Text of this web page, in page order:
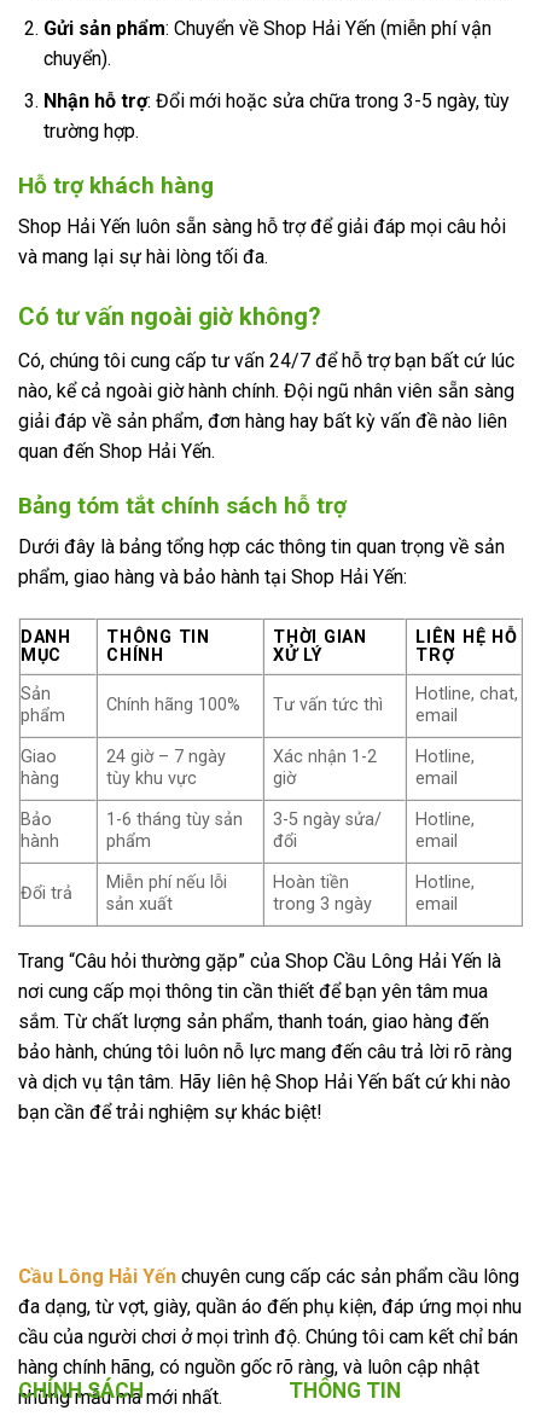
Gửi sản phẩm: Chuyển về Shop Hải Yến (miễn phí vận
chuyển).
Nhận hỗ trợ: Đổi mới hoặc sửa chữa trong 3-5 ngày, tùy
trường hợp.
Hỗ trợ khách hàng
Shop Hải Yến luôn sẵn sàng hỗ trợ để giải đáp mọi câu hỏi
và mang lại sự hài lòng tối đa.
Có tư vấn ngoài giờ không?
Có, chúng tôi cung cấp tư vấn 24/7 để hỗ trợ bạn bất cứ lúc
nào, kể cả ngoài giờ hành chính. Đội ngũ nhân viên sẵn sàng
giải đáp về sản phẩm, đơn hàng hay bất kỳ vấn đề nào liên
quan đến Shop Hải Yến.
Bảng tóm tắt chính sách hỗ trợ
Dưới đây là bảng tổng hợp các thông tin quan trọng về sản
phẩm, giao hàng và bảo hành tại Shop Hải Yến:
DANH
MỤC
THÔNG TIN
CHÍNH
THỜI GIAN
XỬ LÝ
LIÊN HỆ HỖ
TRỢ
Sản
phẩm
Chính hãng 100% Tư vấn tức thì
Hotline, chat,
email
Giao
hàng
24 giờ – 7 ngày
tùy khu vực
Xác nhận 1-2
giờ
Hotline,
email
Bảo
hành
1-6 tháng tùy sản
phẩm
3-5 ngày sửa/
đổi
Hotline,
email
Đổi trả
Miễn phí nếu lỗi
sản xuất
Hoàn tiền
trong 3 ngày
Hotline,
email
Trang “Câu hỏi thường gặp” của Shop Cầu Lông Hải Yến là
nơi cung cấp mọi thông tin cần thiết để bạn yên tâm mua
sắm. Từ chất lượng sản phẩm, thanh toán, giao hàng đến
bảo hành, chúng tôi luôn nỗ lực mang đến câu trả lời rõ ràng
và dịch vụ tận tâm. Hãy liên hệ Shop Hải Yến bất cứ khi nào
bạn cần để trải nghiệm sự khác biệt!
Cầu Lông Hải Yến chuyên cung cấp các sản phẩm cầu lông
đa dạng, từ vợt, giày, quần áo đến phụ kiện, đáp ứng mọi nhu
cầu của người chơi ở mọi trình độ. Chúng tôi cam kết chỉ bán
hàng chính hãng, có nguồn gốc rõ ràng, và luôn cập nhật
những mẫu mã mới nhất.
CHÍNH SÁCH THÔNG TIN